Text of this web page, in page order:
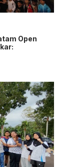
Open